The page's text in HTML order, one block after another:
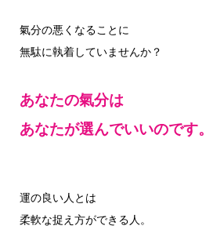
氣分の悪くなることに
無駄に執着していませんか？
あなたの氣分は
あなたが選んでいいのです。
運の良い人とは
柔軟な捉え方ができる人。